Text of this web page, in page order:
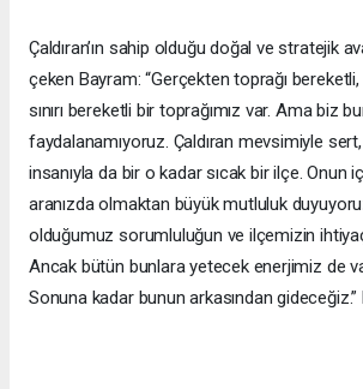
Çaldıran’ın sahip olduğu doğal ve stratejik
çeken Bayram: “Gerçekten toprağı bereketli,
sınırı bereketli bir toprağımız var. Ama biz
faydalanamıyoruz. Çaldıran mevsimiyle
insanıyla da bir o kadar sıcak bir ilçe. Onun
aranızda olmaktan büyük mutluluk
olduğumuz sorumluluğun ve ilçemizin
Ancak bütün bunlara yetecek enerjimiz de
Sonuna kadar bunun arkasından gideceğiz.”